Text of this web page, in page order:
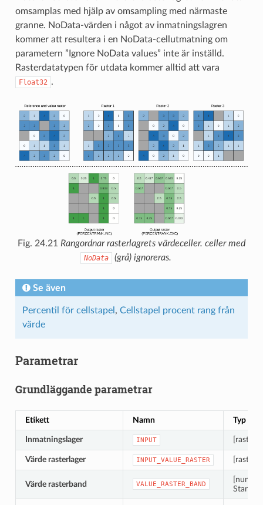
omsamplas med hjälp av omsampling med närmaste
granne. NoData-värden i något av inmatningslagren
kommer att resultera i en NoData-cellutmatning om
parametern ”Ignore NoData values” inte är inställd.
Rasterdatatypen för utdata kommer alltid att vara
Float32 .
Fig. 24.21 Rangordnar rasterlagrets värdeceller. celler med
NoData (grå) ignoreras.
Se även
Percentil för cellstapel , Cellstapel procent rang från
värde
Parametrar
Grundläggande parametrar
Etikett Namn Typ
Inmatningslager INPUT [raster]
Värde rasterlager INPUT_VALUE_RASTER [raster]
Värde rasterband VALUE_RASTER_BAND